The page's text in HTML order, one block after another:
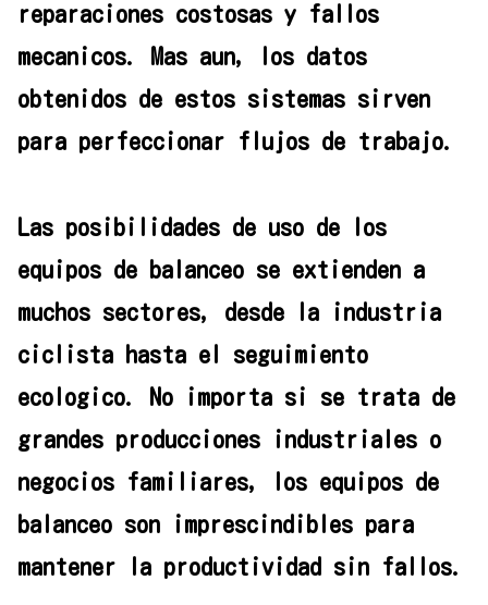
reparaciones costosas y fallos
mecanicos. Mas aun, los datos
obtenidos de estos sistemas sirven
para perfeccionar flujos de trabajo.
Las posibilidades de uso de los
equipos de balanceo se extienden a
muchos sectores, desde la industria
ciclista hasta el seguimiento
ecologico. No importa si se trata de
grandes producciones industriales o
negocios familiares, los equipos de
balanceo son imprescindibles para
mantener la productividad sin fallos.